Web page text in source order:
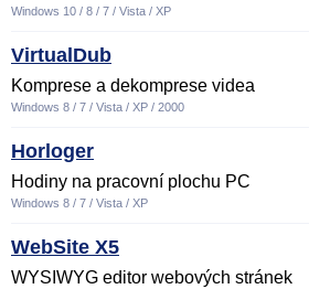
Windows 10 / 8 / 7 / Vista / XP
VirtualDub
Komprese a dekomprese videa
Windows 8 / 7 / Vista / XP / 2000
Horloger
Hodiny na pracovní plochu PC
Windows 8 / 7 / Vista / XP
WebSite X5
WYSIWYG editor webových stránek